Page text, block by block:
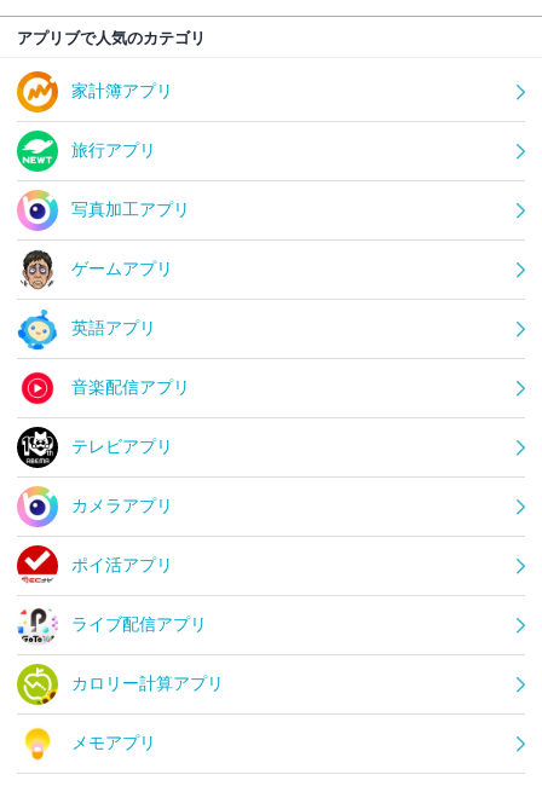
アプリブで人気のカテゴリ
家計簿アプリ
旅行アプリ
写真加工アプリ
ゲームアプリ
英語アプリ
音楽配信アプリ
テレビアプリ
カメラアプリ
ポイ活アプリ
ライブ配信アプリ
カロリー計算アプリ
メモアプリ